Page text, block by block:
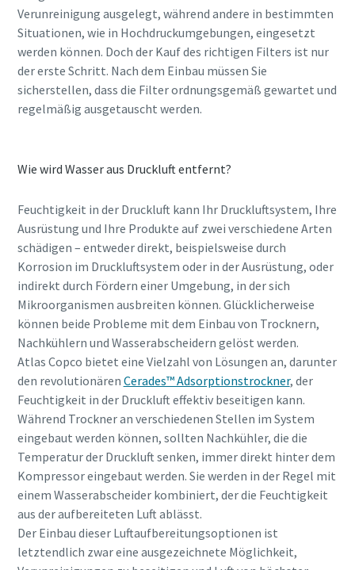
Verunreinigung ausgelegt, während andere in bestimmten
Situationen, wie in Hochdruckumgebungen, eingesetzt
werden können. Doch der Kauf des richtigen Filters ist nur
der erste Schritt. Nach dem Einbau müssen Sie
sicherstellen, dass die Filter ordnungsgemäß gewartet und
regelmäßig ausgetauscht werden.
Wie wird Wasser aus Druckluft entfernt?
Feuchtigkeit in der Druckluft kann Ihr Druckluftsystem, Ihre
Ausrüstung und Ihre Produkte auf zwei verschiedene Arten
schädigen – entweder direkt, beispielsweise durch
Korrosion im Druckluftsystem oder in der Ausrüstung, oder
indirekt durch Fördern einer Umgebung, in der sich
Mikroorganismen ausbreiten können. Glücklicherweise
können beide Probleme mit dem Einbau von Trocknern,
Nachkühlern und Wasserabscheidern gelöst werden.
Atlas Copco bietet eine Vielzahl von Lösungen an, darunter
den revolutionären Cerades™ Adsorptionstrockner, der
Feuchtigkeit in der Druckluft effektiv beseitigen kann.
Während Trockner an verschiedenen Stellen im System
eingebaut werden können, sollten Nachkühler, die die
Temperatur der Druckluft senken, immer direkt hinter dem
Kompressor eingebaut werden. Sie werden in der Regel mit
einem Wasserabscheider kombiniert, der die Feuchtigkeit
aus der aufbereiteten Luft ablässt.
Der Einbau dieser Luftaufbereitungsoptionen ist
letztendlich zwar eine ausgezeichnete Möglichkeit,